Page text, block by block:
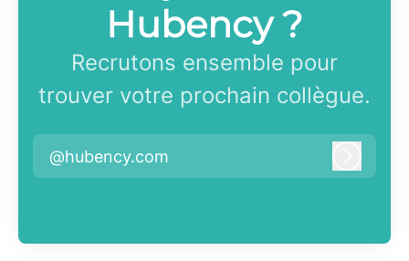
Hubency ?
Recrutons ensemble pour
trouver votre prochain collègue.
@hubency.com